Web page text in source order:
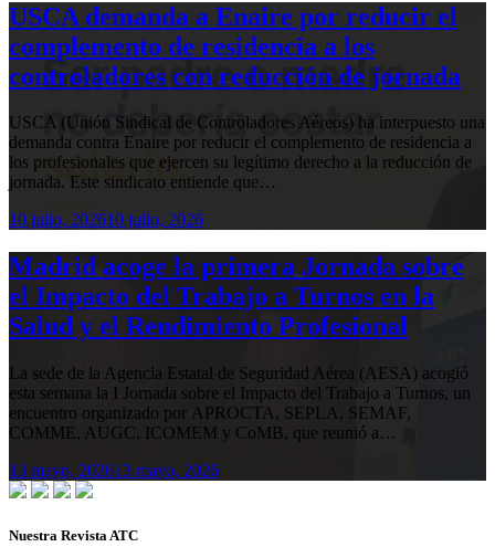
USCA demanda a Enaire por reducir el
complemento de residencia a los
controladores con reducción de jornada
USCA (Unión Sindical de Controladores Aéreos) ha interpuesto una
demanda contra Enaire por reducir el complemento de residencia a
los profesionales que ejercen su legítimo derecho a la reducción de
jornada. Este sindicato entiende que…
10 julio, 202610 julio, 2026
Madrid acoge la primera Jornada sobre
el Impacto del Trabajo a Turnos en la
Salud y el Rendimiento Profesional
La sede de la Agencia Estatal de Seguridad Aérea (AESA) acogió
esta semana la I Jornada sobre el Impacto del Trabajo a Turnos, un
encuentro organizado por APROCTA, SEPLA, SEMAF,
COMME, AUGC, ICOMEM y CoMB, que reunió a…
13 mayo, 202613 mayo, 2026
Nuestra Revista ATC